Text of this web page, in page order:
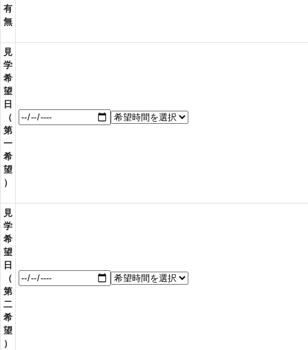
有
無
見
学
希
望
日
（
第
一
希
望
）
見
学
希
望
日
（
第
二
希
望
）